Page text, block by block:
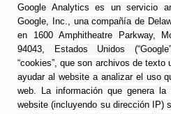
Google Analytics es un servicio
Google, Inc., una compañía de
en 1600 Amphitheatre Parkway,
94043, Estados Unidos
“cookies”, que son archivos de texto
ayudar al website a analizar el uso
web. La información que genera
website (incluyendo su dirección IP)